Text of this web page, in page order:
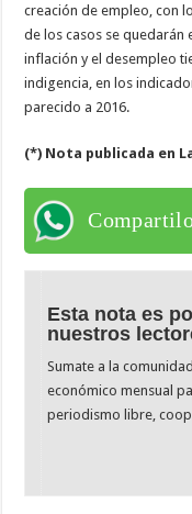
creación de empleo, con
de los casos se quedarán
inflación y el desempleo
indigencia, en los
parecido a 2016.
(*) Nota publicada en
Esta nota es
nuestros
Sumate a la
económico mensual
periodismo libre,